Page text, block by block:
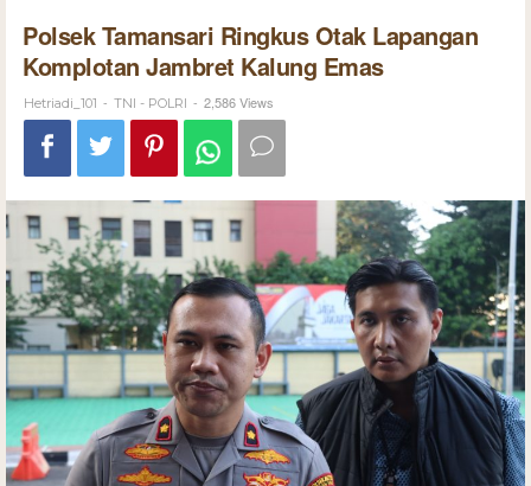
Polsek Tamansari Ringkus Otak Lapangan
Komplotan Jambret Kalung Emas
Hetriadi_101 - TNI - POLRI - 2,586 Views